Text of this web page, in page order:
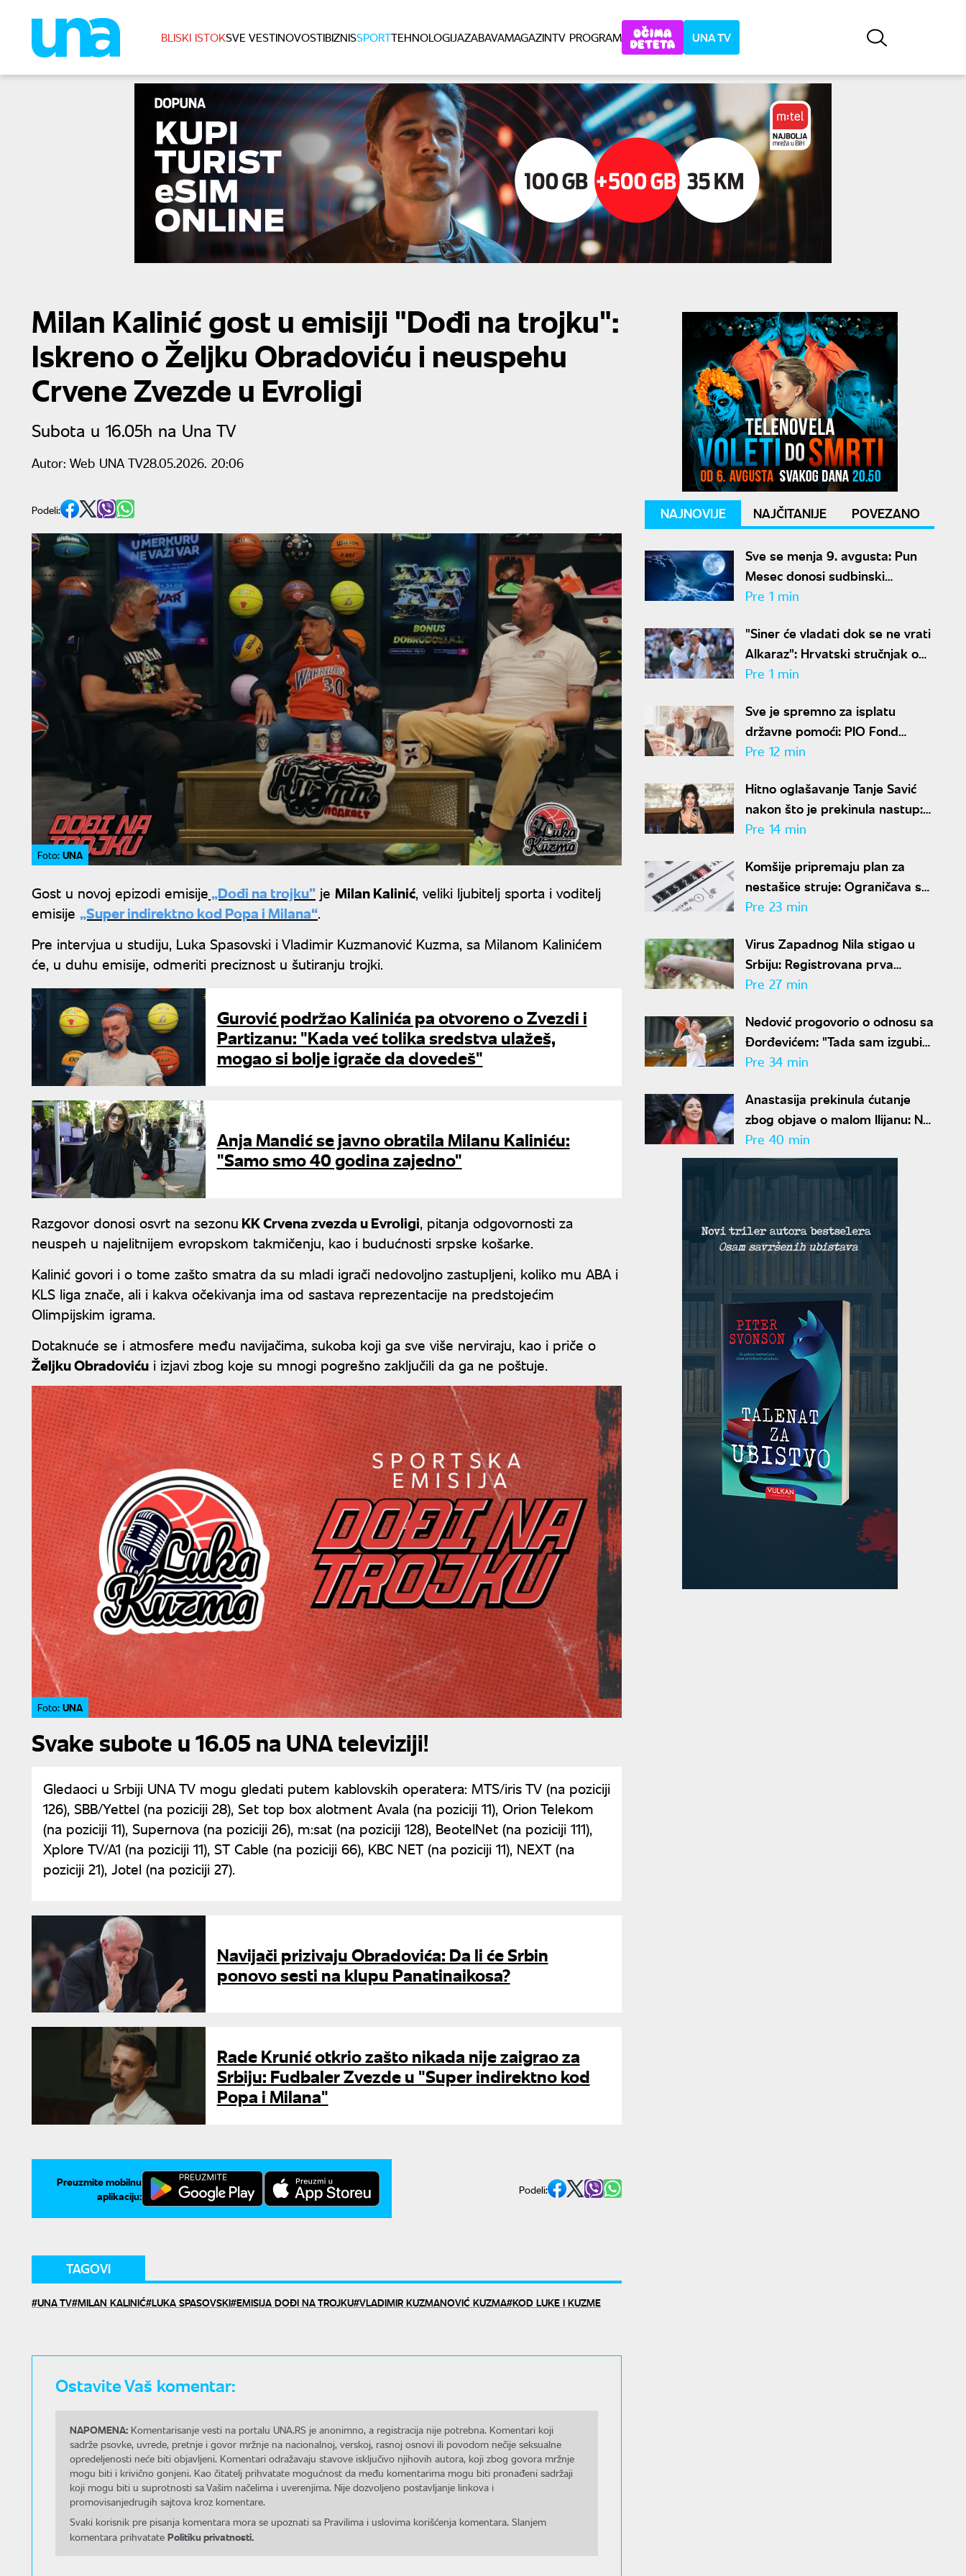
BLISKI ISTOKSVE VESTINOVOSTIBIZNISSPORTTEHNOLOGIJAZABAVAMAGAZINTV PROGRAM UNA TV
Milan Kalinić gost u emisiji "Dođi na trojku":
Iskreno o Željku Obradoviću i neuspehu
Crvene Zvezde u Evroligi
Subota u 16.05h na Una TV
Autor: Web UNA TV28.05.2026. 20:06
Podeli:
Foto: UNA
Gost u novoj epizodi emisije„Dođi na trojku” je Milan Kalinić, veliki ljubitelj sporta i voditelj
emisije „Super indirektno kod Popa i Milana“.
Pre intervjua u studiju, Luka Spasovski i Vladimir Kuzmanović Kuzma, sa Milanom Kalinićem
će, u duhu emisije, odmeriti preciznost u šutiranju trojki.
Gurović podržao Kalinića pa otvoreno o Zvezdi i
Partizanu: "Kada već tolika sredstva ulažeš,
mogao si bolje igrače da dovedeš"
Anja Mandić se javno obratila Milanu Kaliniću:
"Samo smo 40 godina zajedno"
Razgovor donosi osvrt na sezonu KK Crvena zvezda u Evroligi, pitanja odgovornosti za
neuspeh u najelitnijem evropskom takmičenju, kao i budućnosti srpske košarke.
Kalinić govori i o tome zašto smatra da su mladi igrači nedovoljno zastupljeni, koliko mu ABA i
KLS liga znače, ali i kakva očekivanja ima od sastava reprezentacije na predstojećim
Olimpijskim igrama.
Dotaknuće se i atmosfere među navijačima, sukoba koji ga sve više nerviraju, kao i priče o
Željku Obradoviću i izjavi zbog koje su mnogi pogrešno zaključili da ga ne poštuje.
Foto: UNA
Svake subote u 16.05 na UNA televiziji!
Gledaoci u Srbiji UNA TV mogu gledati putem kablovskih operatera: MTS/iris TV (na poziciji
126), SBB/Yettel (na poziciji 28), Set top box alotment Avala (na poziciji 11), Orion Telekom
(na poziciji 11), Supernova (na poziciji 26), m:sat (na poziciji 128), BeotelNet (na poziciji 111),
Xplore TV/A1 (na poziciji 11), ST Cable (na poziciji 66), KBC NET (na poziciji 11), NEXT (na
poziciji 21), Jotel (na poziciji 27).
Navijači prizivaju Obradovića: Da li će Srbin
ponovo sesti na klupu Panatinaikosa?
Rade Krunić otkrio zašto nikada nije zaigrao za
Srbiju: Fudbaler Zvezde u "Super indirektno kod
Popa i Milana"
Preuzmite mobilnu
aplikaciju:
Podeli:
TAGOVI
UNA TV MILAN KALINIĆ LUKA SPASOVSKI EMISIJA DOĐI NA TROJKU VLADIMIR KUZMANOVIĆ KUZMA KOD LUKE I KUZME
Ostavite Vaš komentar:
NAPOMENA: Komentarisanje vesti na portalu UNA.RS je anonimno, a registracija nije potrebna. Komentari koji
sadrže psovke, uvrede, pretnje i govor mržnje na nacionalnoj, verskoj, rasnoj osnovi ili povodom nečije seksualne
opredeljenosti neće biti objavljeni. Komentari odražavaju stavove isključivo njihovih autora, koji zbog govora mržnje
mogu biti i krivično gonjeni. Kao čitatelj prihvatate mogućnost da među komentarima mogu biti pronađeni sadržaji
koji mogu biti u suprotnosti sa Vašim načelima i uverenjima. Nije dozvoljeno postavljanje linkova i
promovisanjedrugih sajtova kroz komentare.
Svaki korisnik pre pisanja komentara mora se upoznati sa Pravilima i uslovima korišćenja komentara. Slanjem
komentara prihvatate Politiku privatnosti.
NAJNOVIJE NAJČITANIJE POVEZANO
Sve se menja 9. avgusta: Pun
Mesec donosi sudbinski
preokret za ove znakove
Pre 1 min
"Siner će vladati dok se ne vrati
Alkaraz": Hrvatski stručnjak o
teniskom vrhu i gde vidi
Pre 1 min
Sve je spremno za isplatu
državne pomoći: PIO Fond
saopštio kada penzioneri
Pre 12 min
Hitno oglašavanje Tanje Savić
nakon što je prekinula nastup:
"Mnogo znači"
Pre 14 min
Komšije pripremaju plan za
nestašice struje: Ograničava se
potrošnja električne energije
Pre 23 min
Virus Zapadnog Nila stigao u
Srbiju: Registrovana prva
obolevanja, lekari izdali hitan
Pre 27 min
Nedović progovorio o odnosu sa
Đorđevićem: "Tada sam izgubio
njegovo poverenje zauvek"
Pre 34 min
Anastasija prekinula ćutanje
zbog objave o malom Ilijanu: Na
ove reči zaove morala je da
odgovori
Pre 40 min